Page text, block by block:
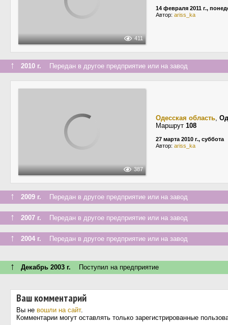
411
14 февраля 2011 г.,
Автор: ariss_ka
↑ 2010 г. Передан в другое предприятие или на завод
387
Одесская область,
Маршрут 108
27 марта 2010 г., суббота
Автор: ariss_ka
↑ 2009 г. Передан в другое предприятие или на завод
↑ 2007 г. Передан в другое предприятие или на завод
↑ 2004 г. Передан в другое предприятие или на завод
↑ Декабрь 2003 г. Поступил на предприятие
Ваш комментарий
Вы не вошли на сайт.
Комментарии могут оставлять только зарегистрированные